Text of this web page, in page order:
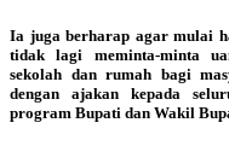
Ia juga berharap agar mulai
tidak lagi meminta-minta
sekolah dan rumah bagi
dengan ajakan kepada
program Bupati dan Wakil